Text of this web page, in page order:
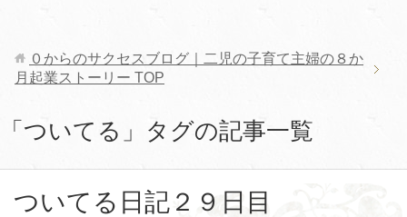
０からのサクセスブログ｜二児の子育て主婦の８か
月起業ストーリー TOP
「ついてる」タグの記事一覧
ついてる日記２９日目